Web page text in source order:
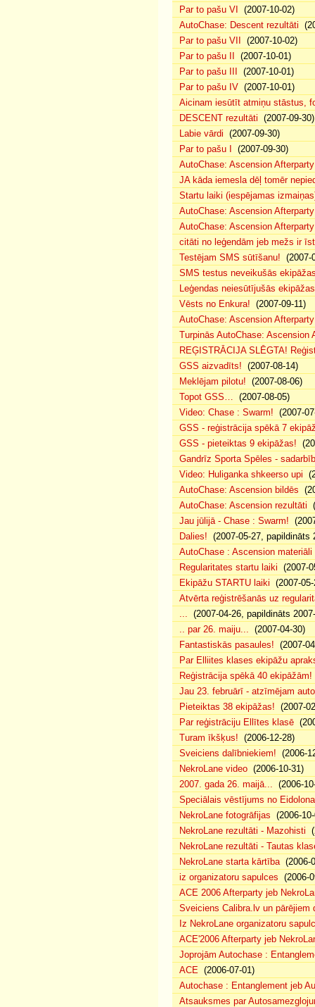
Par to pašu VI
(2007-10-02)
AutoChase: Descent rezultāti
Par to pašu VII
(2007-10-02)
Par to pašu II
(2007-10-01)
Par to pašu III
(2007-10-01)
Par to pašu IV (2007-10-01)
Aicinam iesūtīt atmiņu stāstus,
DESCENT rezultāti (2007-09-30)
Labie vārdi (2007-09-30)
Par to pašu I
(2007-09-30)
AutoChase: Ascension
JA kāda iemesla dēļ tomēr
Startu laiki (iespējamas
AutoChase: Ascension
AutoChase: Ascension
citāti no leģendām jeb mežs ir
Testējam SMS sūtīšanu! (2007-
SMS testus neveikušās
Leģendas neiesūtījušās ekipāžas
Vēsts no Enkura! (2007-09-11)
AutoChase: Ascension
Turpinās AutoChase: Ascension
REĢISTRĀCIJA SLĒGTA!
GSS aizvadīts! (2007-08-14)
Meklējam pilotu! (2007-08-06)
Topot GSS… (2007-08-05)
Video: Chase : Swarm! (2007-
GSS - reģistrācija spēkā 7
GSS - pieteiktas 9 ekipāžas!
Gandrīz Sporta Spēles -
Video: Huliganka shkeerso upi
AutoChase: Ascension bildēs
AutoChase: Ascension rezultāti
Jau jūlijā - Chase : Swarm!
Dalies! (2007-05-27, papildināts
AutoChase : Ascension materiāli
Regularitates startu laiki (2007-
Ekipāžu STARTU laiki (2007-
Atvērta reģistrēšanās uz
... (2007-04-26, papildināts
.. par 26. maiju... (2007-04-30)
Fantastiskās pasaules! (2007-
Par Elliites klases ekipāžu
Reģistrācija spēkā 40 ekipāžām!
Jau 23. februārī - atzīmējam
Pieteiktas 38 ekipāžas! (2007-
Par reģistrāciju Ellītes klasē
Turam īkšķus! (2006-12-28)
Sveiciens dalībniekiem! (2006-
NekroLane video (2006-10-31)
2007. gada 26. maijā... (2006-
Speciālais vēstījums no Eidolona
NekroLane fotogrāfijas (2006-
NekroLane rezultāti - Mazohisti
NekroLane rezultāti - Tautas
NekroLane starta kārtība(2006-
iz organizatoru sapulces (2006-
ACE 2006 Afterparty jeb
Sveiciens Calibra.lv un pārējiem
Iz NekroLane organizatoru
ACE'2006 Afterparty jeb
Joprojām Autochase :
ACE (2006-07-01)
Autochase : Entanglement jeb
Atsauksmes par